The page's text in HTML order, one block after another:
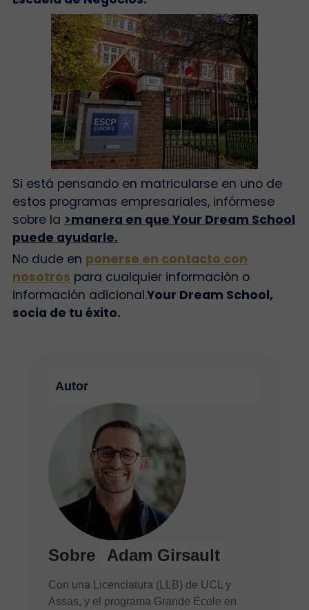
Si está pensando en matricularse en uno de
estos programas empresariales, infórmese
sobre la >manera en que Your Dream School
puede ayudarle.
No dude en ponerse en contacto con
nosotros para cualquier información o
información adicional.Your Dream School,
socia de tu éxito.
Autor
Sobre Adam Girsault
Con una Licenciatura (LLB) de UCL y
Assas, y el programa Grande École en